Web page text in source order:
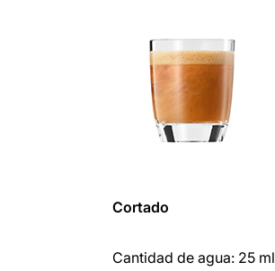
Cortado
Cantidad de agua: 25 ml